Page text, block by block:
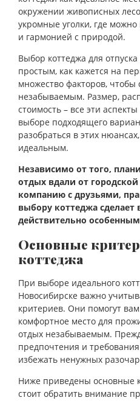
окружении живописных
укромные уголки, где
и гармонией с природой.
Выбор коттеджа для
простым, как кажется на
множество факторов, чтобы
незабываемым. Размер,
стоимость – все эти
выборе подходящего
разобраться в этих
идеальным.
Независимо от того,
отдых вдали от
компанию с друзьями,
выбору коттеджа
действительно
Основные
коттеджа
При выборе идеального
Новосибирске важно
критериев. Они помогут
комфортное место для
отдых незабываемым.
предпочтения и
избежать ненужных
Ниже приведены основные
стоит обратить внимание